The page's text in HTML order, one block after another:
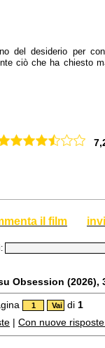
del desiderio per
ciò che ha chiesto
il film
Obsession
di 1
| Con nuove